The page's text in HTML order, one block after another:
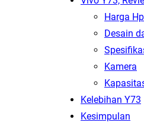
Harga
Desain
Kamera
Kelebihan Y73
Kesimpulan